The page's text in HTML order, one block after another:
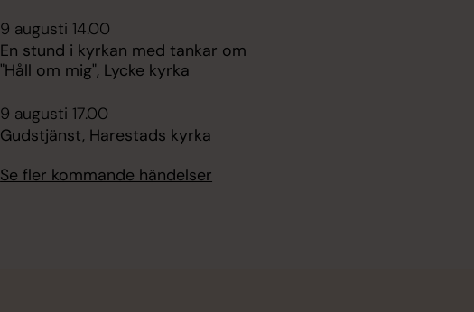
9 augusti 14.00
En stund i kyrkan med tankar om
"Håll om mig", Lycke kyrka
9 augusti 17.00
Gudstjänst, Harestads kyrka
Se fler kommande händelser